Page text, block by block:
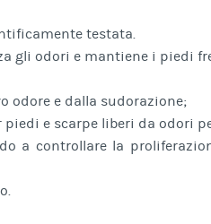
testata.
gli odori e mantiene i piedi
odore e dalla sudorazione;
e scarpe liberi da odori
a controllare la